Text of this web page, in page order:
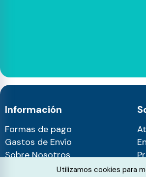
Información
Formas de pago
Gastos de Envío
Sobre Nosotros
Cookie
Utilizamos cookies para